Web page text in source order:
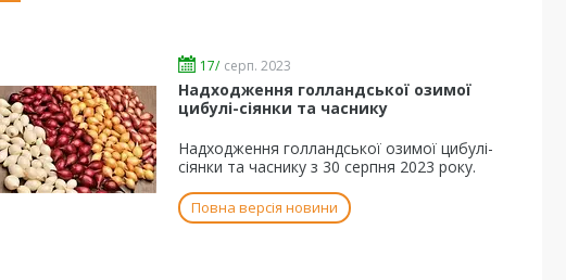
17/ серп. 2023
Надходження голландської озимої
цибулі-сіянки та часнику
Надходження голландської озимої цибулі-
сіянки та часнику з 30 серпня 2023 року.
Повна версія новини